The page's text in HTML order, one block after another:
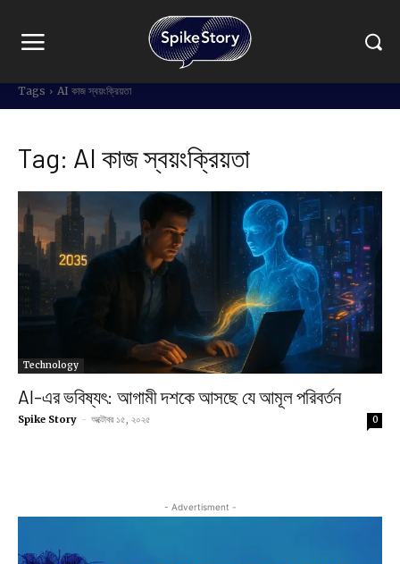
Tags AI কাজ স্বয়ংক্রিয়তা
Tag: AI কাজ স্বয়ংক্রিয়তা
Technology
AI-এর ভবিষ্যৎ: আগামী দশকে আসছে যে আমূল পরিবর্তন
Spike Story - অক্টোবর ১৫, ২০২৫ 0
- Advertisment -